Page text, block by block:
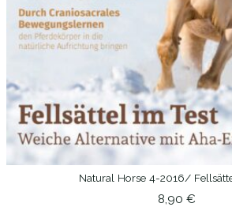
IN DEN
Natural Horse 4-2016/
8,90 €